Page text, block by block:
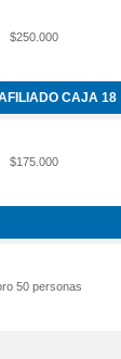
$250.000
CAJA 18
$175.000
50 personas